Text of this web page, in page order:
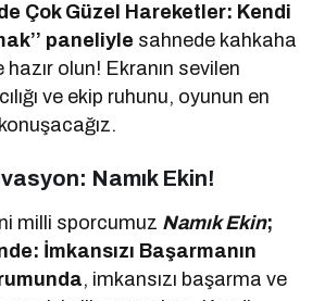
Çok Güzel Hareketler: Kendi
paneliyle sahnede kahkaha
olun! Ekranın sevilen
ve ekip ruhunu, oyunun en
Namık Ekin!
milli sporcumuz Namık Ekin;
İmkansızı Başarmanın
, imkansızı başarma ve